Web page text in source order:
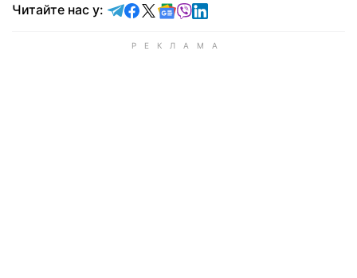
Читайте нас у: Читайте у Telegram
Читайте у Facebook
Читайте у X
Читайте у Google news
Читайте у Viber
Читайте у LinkedIn